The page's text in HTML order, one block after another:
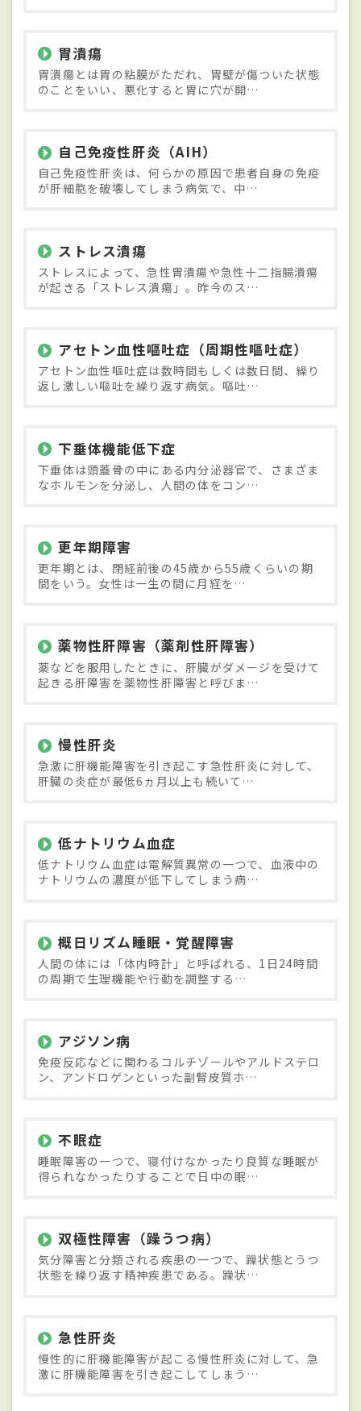
胃潰瘍
胃潰瘍とは胃の粘膜がただれ、胃壁が傷ついた状態
のことをいい、悪化すると胃に穴が開…
自己免疫性肝炎（AIH）
自己免疫性肝炎は、何らかの原因で患者自身の免疫
が肝細胞を破壊してしまう病気で、中…
ストレス潰瘍
ストレスによって、急性胃潰瘍や急性十二指腸潰瘍
が起きる「ストレス潰瘍」。昨今のス…
アセトン血性嘔吐症（周期性嘔吐症）
アセトン血性嘔吐症は数時間もしくは数日間、繰り
返し激しい嘔吐を繰り返す病気。嘔吐…
下垂体機能低下症
下垂体は頭蓋骨の中にある内分泌器官で、さまざま
なホルモンを分泌し、人間の体をコン…
更年期障害
更年期とは、閉経前後の45歳から55歳くらいの期
間をいう。女性は一生の間に月経を…
薬物性肝障害（薬剤性肝障害）
薬などを服用したときに、肝臓がダメージを受けて
起きる肝障害を薬物性肝障害と呼びま…
慢性肝炎
急激に肝機能障害を引き起こす急性肝炎に対して、
肝臓の炎症が最低6ヵ月以上も続いて…
低ナトリウム血症
低ナトリウム血症は電解質異常の一つで、血液中の
ナトリウムの濃度が低下してしまう病…
概日リズム睡眠・覚醒障害
人間の体には「体内時計」と呼ばれる、1日24時間
の周期で生理機能や行動を調整する…
アジソン病
免疫反応などに関わるコルチゾールやアルドステロ
ン、アンドロゲンといった副腎皮質ホ…
不眠症
睡眠障害の一つで、寝付けなかったり良質な睡眠が
得られなかったりすることで日中の眠…
双極性障害（躁うつ病）
気分障害と分類される疾患の一つで、躁状態とうつ
状態を繰り返す精神疾患である。躁状…
急性肝炎
慢性的に肝機能障害が起こる慢性肝炎に対して、急
激に肝機能障害を引き起こしてしまう…